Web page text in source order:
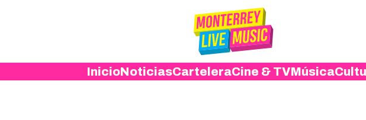
InicioNoticiasCarteleraCine & TVMúsica